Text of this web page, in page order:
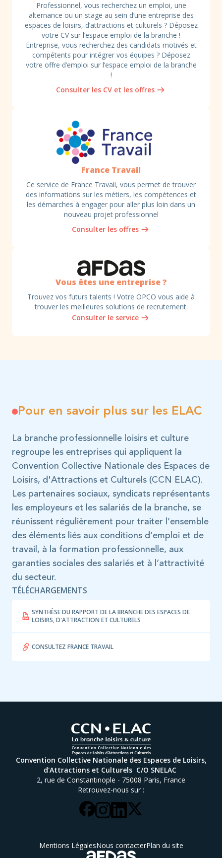
Professionnel, vous recherchez un emploi, une
alternance ou un stage au sein d’une entreprise des
espaces de loisirs, d’attractions et culturels ? Déposez
votre CV sur l’espace emploi de la branche !
Entreprise, vous recherchez des candidats motivés et
compétents pour intégrer vos équipes ? Déposez
votre offre d’emploi sur l’espace emploi de la branche
!
Consulter les CV et les offres
France Travail
Ce service de France Travail, vous permet de trouver
des informations sur les métiers, les compétences et
les démarches à engager pour aller plus loin dans un
nouveau projet professionnel
Consulter les offres
Vous êtes une entreprise ?
Trouvez vos futurs talents ! Votre OPCO vous aide à
trouver les meilleures solutions de recrutement.
Consulter le service
Pour en savoir plus sur les ELAC
La branche professionnelle loisirs et culture
regroupe les entreprises qui appliquent la
Convention Collective Nationale des Espaces de
Loisirs, d'Attractions et Culturels (CCN ELAC).
Les partenaires sociaux, syndicats représentants
les employeurs et les salariés de la branche, se
réunissent régulièrement pour traiter l’ensemble
des éléments liés aux conditions d’emploi et de
travail, à la formation professionnelle, aux
garanties sociales des salariés et à l’attractivité
du secteur.
TÉLÉCHARGEMENTS
SYNTHÈSE DU RAPPORT DE LA BRANCHE DES ESPACES DE
LOISIRS, D'ATTRACTION ET CULTURELS
CONSULTEZ FRANCE TRAVAIL
Convention Collective Nationale des Espaces de Loisirs,
d'Attractions et Culturels C/O SNELAC
2, rue de Constantinople - 75008 Paris, France
Retrouvez-nous sur :
Mentions LégalesNous contacterPlan du site